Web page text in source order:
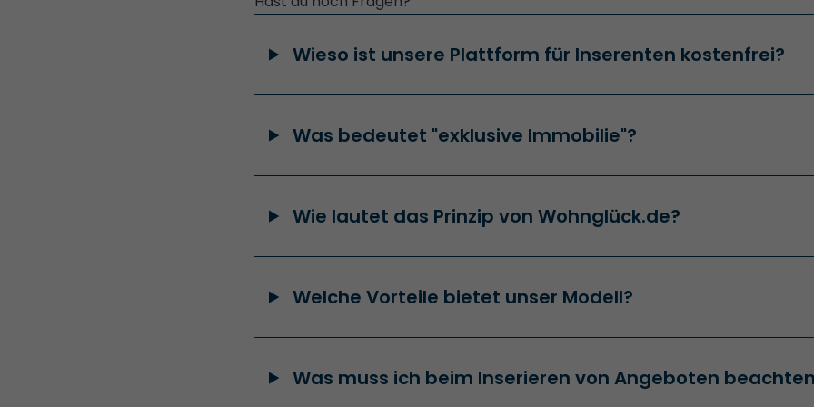
Wieso ist unsere Plattform für Inserenten kostenfrei?
Was bedeutet "exklusive Immobilie"?
Wie lautet das Prinzip von Wohnglück.de?
Welche Vorteile bietet unser Modell?
Was muss ich beim Inserieren von Angeboten